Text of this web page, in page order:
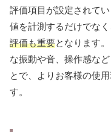
評価項目が設定されて
値を計測するだけでなく
評価も重要となります
な振動や音、操作感な
とで、よりお客様の使
す。